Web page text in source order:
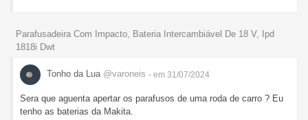
Parafusadeira Com Impacto, Bateria Intercambiável De 18 V, Ipd
1818i Dwt
Tonho da Lua @varoneis - em 31/07/2024
Sera que aguenta apertar os parafusos de uma roda de carro ? Eu
tenho as baterias da Makita.